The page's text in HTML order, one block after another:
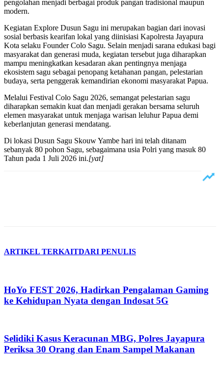
pengolahan menjadi berbagai produk pangan tradisional maupun
modern.
Kegiatan Explore Dusun Sagu ini merupakan bagian dari inovasi
sosial berbasis kearifan lokal yang diinisiasi Kapolresta Jayapura
Kota selaku Founder Colo Sagu. Selain menjadi sarana edukasi bagi
masyarakat dan generasi muda, kegiatan tersebut juga diharapkan
mampu meningkatkan kesadaran akan pentingnya menjaga
ekosistem sagu sebagai penopang ketahanan pangan, pelestarian
budaya, serta penggerak kemandirian ekonomi masyarakat Papua.
Melalui Festival Colo Sagu 2026, semangat pelestarian sagu
diharapkan semakin kuat dan menjadi gerakan bersama seluruh
elemen masyarakat untuk menjaga warisan leluhur Papua demi
keberlanjutan generasi mendatang.
Di lokasi Dusun Sagu Skouw Yambe hari ini telah ditanam
sebanyak 80 pohon Sagu, sebagaimana usia Polri yang masuk 80
Tahun pada 1 Juli 2026 ini.[yat]
ARTIKEL TERKAITDARI PENULIS
HoYo FEST 2026, Hadirkan Pengalaman Gaming
ke Kehidupan Nyata dengan Indosat 5G
Selidiki Kasus Keracunan MBG, Polres Jayapura
Periksa 30 Orang dan Enam Sampel Makanan